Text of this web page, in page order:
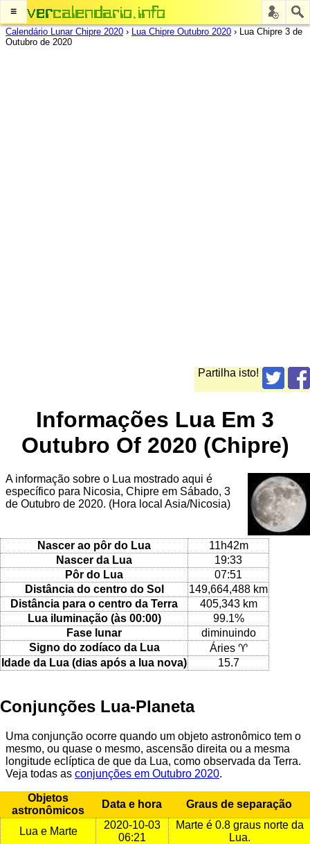
≡
Calendário Lunar Chipre 2020 › Lua Chipre Outubro 2020 › Lua Chipre 3 de
Outubro de 2020
Partilha isto!
Informações Lua Em 3
Outubro Of 2020 (Chipre)
A informação sobre o Lua mostrado aqui é
específico para Nicosia, Chipre em Sábado, 3
de Outubro de 2020. (Hora local Asia/Nicosia)
Nascer ao pôr do Lua
11h42m
Nascer da Lua
19:33
Pôr do Lua
07:51
Distância do centro do Sol
149,664,488 km
Distância para o centro da Terra
405,343 km
Lua iluminação (às 00:00)
99.1%
Fase lunar
diminuindo
Signo do zodíaco da Lua
Áries ♈
Idade da Lua (dias após a lua nova)
15.7
Conjunções Lua-Planeta
Uma conjunção ocorre quando um objeto astronômico tem o
mesmo, ou quase o mesmo, ascensão direita ou a mesma
longitude eclíptica de que da Lua, como observada da Terra.
Veja todas as conjunções em Outubro 2020.
Objetos
astronômicos
Data e hora Graus de separação
Lua e Marte
2020-10-03
06:21
Marte é 0.8 graus norte da
Lua.